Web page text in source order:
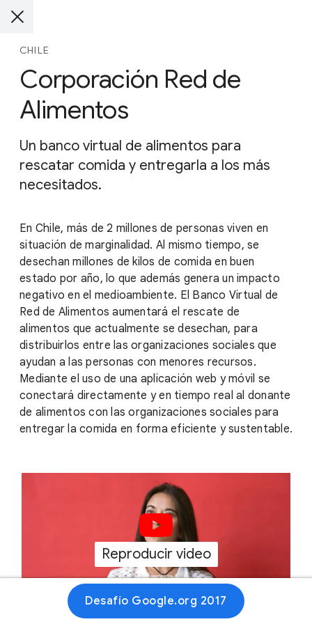
CHILE
Corporación Red de
Alimentos
Un banco virtual de alimentos para
rescatar comida y entregarla a los más
necesitados.
En Chile, más de 2 millones de personas viven en
situación de marginalidad. Al mismo tiempo, se
desechan millones de kilos de comida en buen
estado por año, lo que además genera un impacto
negativo en el medioambiente. El Banco Virtual de
Red de Alimentos aumentará el rescate de
alimentos que actualmente se desechan, para
distribuirlos entre las organizaciones sociales que
ayudan a las personas con menores recursos.
Mediante el uso de una aplicación web y móvil se
conectará directamente y en tiempo real al donante
de alimentos con las organizaciones sociales para
entregar la comida en forma eficiente y sustentable.
Reproducir video
01:53
Desafío Google.org 2017